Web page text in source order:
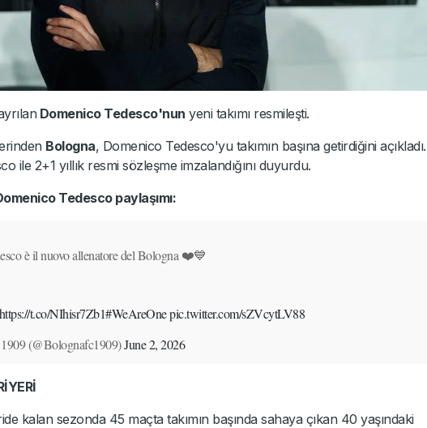
Domenico Tedesco'nun yeni takımı resmileşti.
Bologna, Domenico Tedesco'yu takımın başına getirdiğini açıkladı.
ile 2+1 yıllık resmi sözleşme imzalandığını duyurdu.
Tedesco paylaşımı:
è il nuovo allenatore del Bologna ❤️💙
https://t.co/NIhisr7Zb1#WeAreOnepic.twitter.com/sZVcytLV88
(@Bolognafc1909)June 2, 2026
kalan sezonda 45 maçta takımın başında sahaya çıkan 40 yaşındaki